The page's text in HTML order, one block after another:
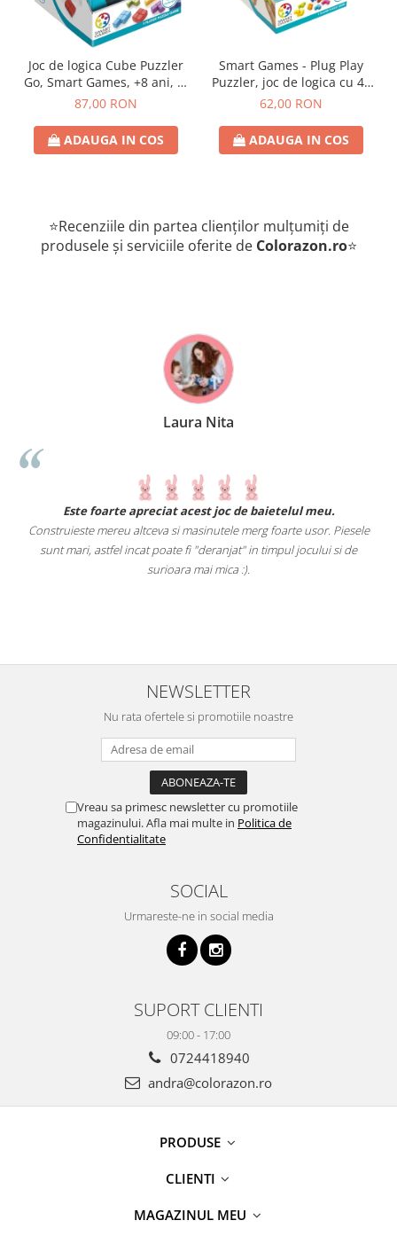
Joc de logica Cube Puzzler
Go, Smart Games, +8 ani, lb
romana
87,00 RON
ADAUGA IN COS
Smart Games - Plug Play
Puzzler, joc de logica cu 48
de provocari, 6+ ani, lb
62,00 RON
ADAUGA IN COS
⭐Recenziile din partea clienților mulțumiți de
produsele și serviciile oferite de Colorazon.ro⭐
Laura Nita
Este foarte apreciat acest joc de baietelul meu.
Construieste mereu altceva si masinutele merg foarte usor. Piesele
sunt mari, astfel incat poate fi "deranjat" in timpul jocului si de
surioara mai mica :).
NEWSLETTER
Nu rata ofertele si promotiile noastre
Vreau sa primesc newsletter cu promotiile
magazinului. Afla mai multe in Politica de
Confidentialitate
SOCIAL
Urmareste-ne in social media
SUPORT CLIENTI
09:00 - 17:00
0724418940
andra@colorazon.ro
PRODUSE
CLIENTI
MAGAZINUL MEU